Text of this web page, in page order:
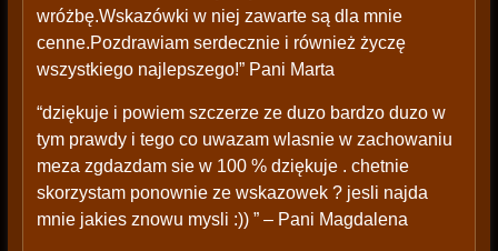
wróżbę.Wskazówki w niej zawarte są dla mnie
cenne.Pozdrawiam serdecznie i również życzę
wszystkiego najlepszego!” Pani Marta
“dziękuje i powiem szczerze ze duzo bardzo duzo w
tym prawdy i tego co uwazam wlasnie w zachowaniu
meza zgdazdam sie w 100 % dziękuje . chetnie
skorzystam ponownie ze wskazowek ? jesli najda
mnie jakies znowu mysli :)) ” – Pani Magdalena